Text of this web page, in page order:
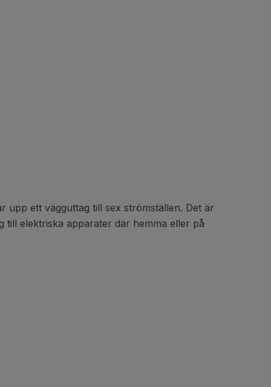
upp ett vägguttag till sex strömställen. Det är
elektriska apparater där hemma eller på